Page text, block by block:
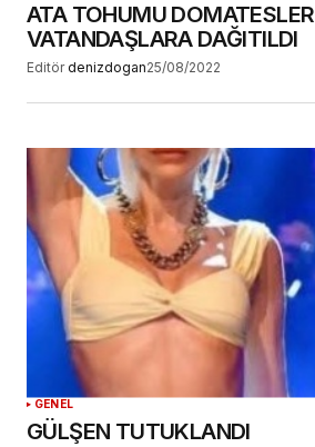
ATA TOHUMU DOMATESLER
VATANDAŞLARA DAĞITILDI
Editör denizdogan25/08/2022
GENEL
GÜLŞEN TUTUKLANDI